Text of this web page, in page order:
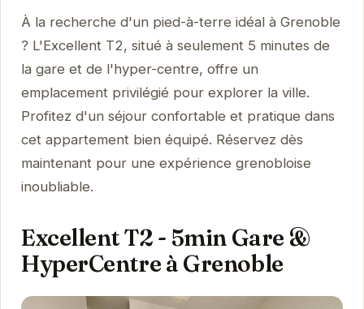
À la recherche d'un pied-à-terre idéal à Grenoble
? L'Excellent T2, situé à seulement 5 minutes de
la gare et de l'hyper-centre, offre un
emplacement privilégié pour explorer la ville.
Profitez d'un séjour confortable et pratique dans
cet appartement bien équipé. Réservez dès
maintenant pour une expérience grenobloise
inoubliable.
Excellent T2 - 5min Gare &
HyperCentre à Grenoble